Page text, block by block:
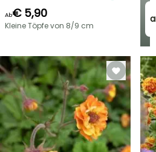
Ab€ 5,90
Kleine Töpfe von 8/9 cm